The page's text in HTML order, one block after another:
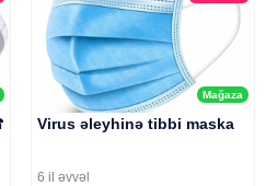
Mağaza
Virus əleyhinə tibbi maska
6 il əvvəl